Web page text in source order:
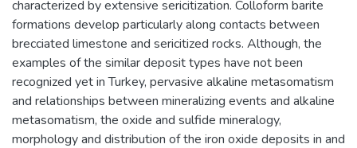
characterized by extensive sericitization. Colloform barite
formations develop particularly along contacts between
brecciated limestone and sericitized rocks. Although, the
examples of the similar deposit types have not been
recognized yet in Turkey, pervasive alkaline metasomatism
and relationships between mineralizing events and alkaline
metasomatism, the oxide and sulfide mineralogy,
morphology and distribution of the iron oxide deposits in and